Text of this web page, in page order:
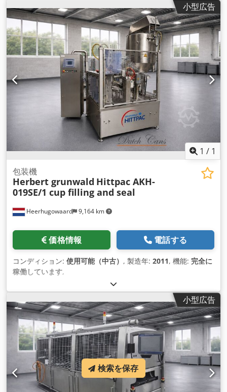
小型広告
1 / 1
Heerhugowaard 9,164 km
包装機
Herbert grunwald Hittpac AKH-
019SE/1 cup filling and seal
価格情報 電話する
コンディション: 使用可能（中古） , 製造年: 2011, 機能: 完全に
稼働しています,
小型広告
検索を保存